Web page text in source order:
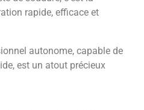
rapide, efficace et
autonome, capable de
est un atout précieux